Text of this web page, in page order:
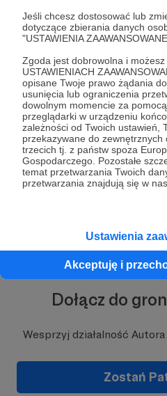
Jeśli chcesz dostosować lub
dotyczące zbierania danych
"USTAWIENIA
Zgoda jest dobrowolna i
USTAWIENIACH
opisane Twoje prawo żądania
usunięcia lub ograniczenia
dowolnym momencie za
przeglądarki w urządzeniu
zależności od Twoich ustawień,
przekazywane do
trzecich tj. z państw spoza
Gospodarczego. Pozostałe
temat przetwarzania Twoich
przetwarzania znajdują się w
Ustawienia
Akceptuję i
Wspierając projekt 'mniej',
pomoc.
Prowadzenie 'mniej' to
publikowanie treści, ale też
dzieje się w tle. Twoje
konkretne,
utrzymanie i rozwój
(hosting, domena,
zakup sprzętudo
projektowania grafik,
dostępdo muzyki,
stockowych
opłaty księgowei
związane z
tworzenie
budowanie
Dołącz do
Wesprzyj działalność Autora
Zostań